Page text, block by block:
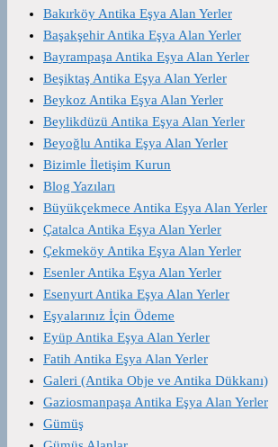
Bakırköy Antika Eşya Alan Yerler
Başakşehir Antika Eşya Alan Yerler
Bayrampaşa Antika Eşya Alan Yerler
Beşiktaş Antika Eşya Alan Yerler
Beykoz Antika Eşya Alan Yerler
Beylikdüzü Antika Eşya Alan Yerler
Beyoğlu Antika Eşya Alan Yerler
Bizimle İletişim Kurun
Blog Yazıları
Büyükçekmece Antika Eşya Alan Yerler
Çatalca Antika Eşya Alan Yerler
Çekmeköy Antika Eşya Alan Yerler
Esenler Antika Eşya Alan Yerler
Esenyurt Antika Eşya Alan Yerler
Eşyalarınız İçin Ödeme
Eyüp Antika Eşya Alan Yerler
Fatih Antika Eşya Alan Yerler
Galeri (Antika Obje ve Antika Dükkanı)
Gaziosmanpaşa Antika Eşya Alan Yerler
Gümüş